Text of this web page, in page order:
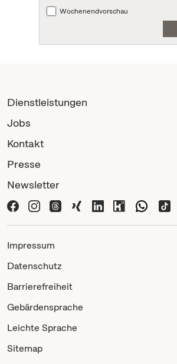
Wochenendvorschau
Dienstleistungen
Jobs
Kontakt
Presse
Newsletter
Impressum
Datenschutz
Barrierefreiheit
Gebärdensprache
Leichte Sprache
Sitemap